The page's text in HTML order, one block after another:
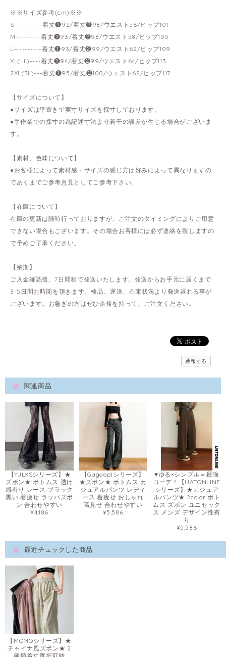
※※サイズ参考(cm)※※
S----------着丈❶92/着丈❷98/ウエスト56/ヒップ101
M---------着丈❶93/着丈❷98/ウエスト58/ヒップ105
L----------着丈❶93/着丈❷99/ウエスト62/ヒップ109
XL(LL)----着丈❶94/着丈❷99/ウエスト64/ヒップ113
2XL(3L)---着丈❶95/着丈❷100/ウエスト68/ヒップ117
【サイズについて】
●サイズは平置きで実寸サイズを採寸しております。
●手作業での採寸の為記述寸法より若干の誤差が生じる場合がございま
す。
【素材、色味について】
●お客様によって素材感・サイズの感じ方は好みによって異なりますの
であくまでご参考意見としてご参考下さい。
【在庫について】
在庫の更新は随時行っておりますが、ご注文のタイミングによりご用意
できない場合もございます。その場合お客様には必ず連絡を致しますの
で予めご了承ください。
【納期】
ご入金確認後、7日間程で発送いたします。発送からお手元に届くまで
3-5日間お時間を頂きます。検品、運送、在庫状況より発送遅れる事が
ございます。お急ぎの方はぜひ余裕を持って、ご注文ください。
通報する
関連商品
【YJLXSシリーズ】★
ズボン★ ボトムス 透け
感有り レース ブラック
黒い 着痩せ ラッパズボ
ン 合わせやすい
¥4,186
【Gagaoptシリーズ】
★ズボン★ ボトムス カ
ジュアルパンツ レディ
ース 着痩せ おしゃれ
高見せ 合わせやすい
¥5,586
♥ゆる×シンプル＝最強
コーデ！【UATONLINE
シリーズ】★カジュア
ルパンツ★ 2color ボト
ムス ズボン ユニセック
ス メンズ デザイン性有
り
¥5,586
最近チェックした商品
【MOMOシリーズ】★
チャイナ風ズボン★ 2